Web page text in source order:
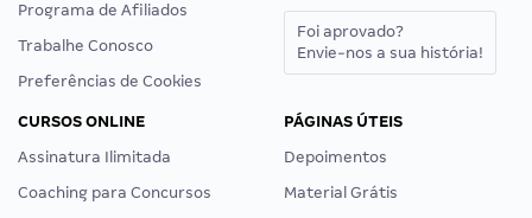
Programa de Afiliados
Trabalhe Conosco
Preferências de Cookies
Foi aprovado?
Envie-nos a sua história!
CURSOS ONLINE
Assinatura Ilimitada
Coaching para Concursos
PÁGINAS ÚTEIS
Depoimentos
Material Grátis